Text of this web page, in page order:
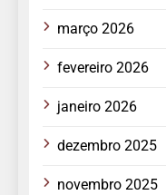
março 2026
fevereiro 2026
janeiro 2026
dezembro 2025
novembro 2025